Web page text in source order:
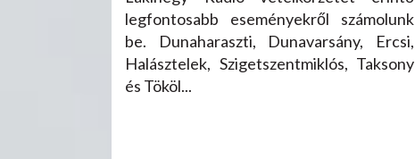
legfontosabb eseményekről számolunk
be. Dunaharaszti, Dunavarsány, Ercsi,
Halásztelek, Szigetszentmiklós, Taksony
és Tököl...